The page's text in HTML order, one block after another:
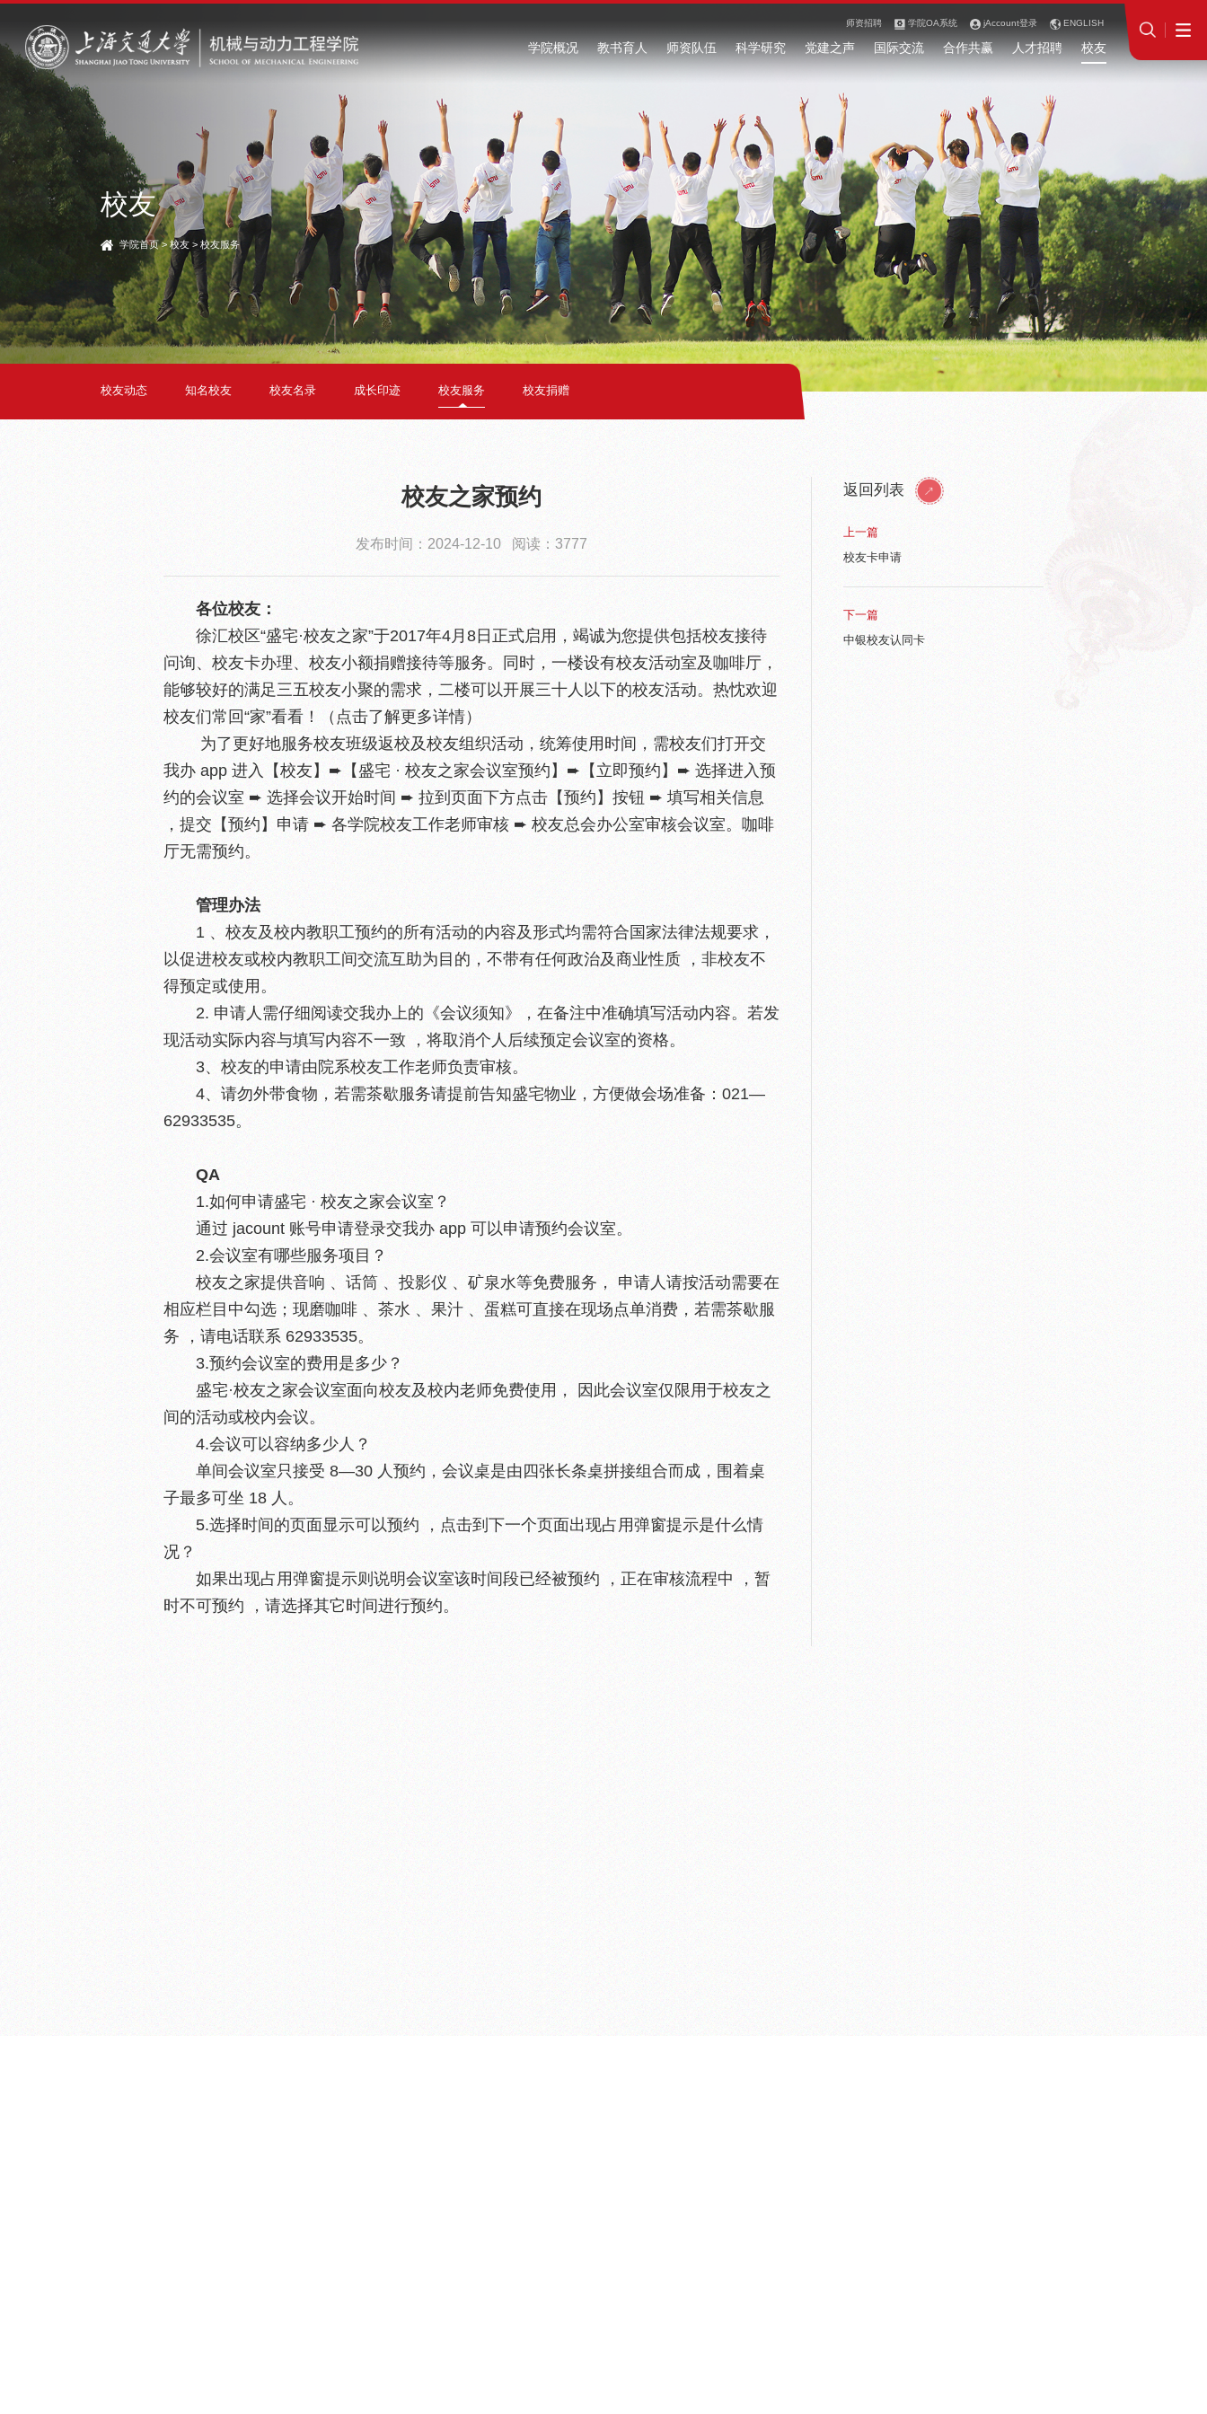
师资招聘 学院OA系统 jAccount登录 ENGLISH
学院概况 教书育人 师资队伍 科学研究 党建之声 国际交流 合作共赢 人才招聘 校友
校友
学院首页>校友 > 校友服务
校友动态 知名校友 校友名录 成长印迹 校友服务 校友捐赠
校友之家预约
发布时间：2024-12-10 阅读：3777
各位校友：
徐汇校区“盛宅·校友之家”于2017年4月8日正式启用，竭诚为您提供包括校友接待
问询、校友卡办理、校友小额捐赠接待等服务。同时，一楼设有校友活动室及咖啡厅，
能够较好的满足三五校友小聚的需求，二楼可以开展三十人以下的校友活动。热忱欢迎
校友们常回“家”看看！（点击了解更多详情）
为了更好地服务校友班级返校及校友组织活动，统筹使用时间，需校友们打开交
我办 app 进入【校友】➨【盛宅 · 校友之家会议室预约】➨【立即预约】➨ 选择进入预
约的会议室 ➨ 选择会议开始时间 ➨ 拉到页面下方点击【预约】按钮 ➨ 填写相关信息
，提交【预约】申请 ➨ 各学院校友工作老师审核 ➨ 校友总会办公室审核会议室。咖啡
厅无需预约。
管理办法
1 、校友及校内教职工预约的所有活动的内容及形式均需符合国家法律法规要求，
以促进校友或校内教职工间交流互助为目的，不带有任何政治及商业性质 ，非校友不
得预定或使用。
2. 申请人需仔细阅读交我办上的《会议须知》，在备注中准确填写活动内容。若发
现活动实际内容与填写内容不一致 ，将取消个人后续预定会议室的资格。
3、校友的申请由院系校友工作老师负责审核。
4、请勿外带食物，若需茶歇服务请提前告知盛宅物业，方便做会场准备：021—
62933535。
QA
1.如何申请盛宅 · 校友之家会议室？
通过 jacount 账号申请登录交我办 app 可以申请预约会议室。
2.会议室有哪些服务项目？
校友之家提供音响 、话筒 、投影仪 、矿泉水等免费服务， 申请人请按活动需要在
相应栏目中勾选；现磨咖啡 、茶水 、果汁 、蛋糕可直接在现场点单消费，若需茶歇服
务 ，请电话联系 62933535。
3.预约会议室的费用是多少？
盛宅·校友之家会议室面向校友及校内老师免费使用， 因此会议室仅限用于校友之
间的活动或校内会议。
4.会议可以容纳多少人？
单间会议室只接受 8—30 人预约，会议桌是由四张长条桌拼接组合而成，围着桌
子最多可坐 18 人。
5.选择时间的页面显示可以预约 ，点击到下一个页面出现占用弹窗提示是什么情
况？
如果出现占用弹窗提示则说明会议室该时间段已经被预约 ，正在审核流程中 ，暂
时不可预约 ，请选择其它时间进行预约。
返回列表
上一篇
校友卡申请
下一篇
中银校友认同卡